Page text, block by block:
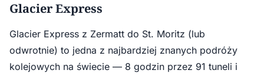
Glacier Express
Glacier Express z Zermatt do St. Moritz (lub
odwrotnie) to jedna z najbardziej znanych podróży
kolejowych na świecie — 8 godzin przez 91 tuneli i